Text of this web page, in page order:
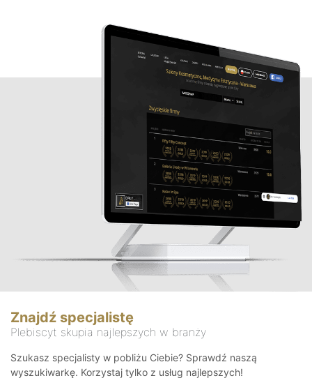
Znajdź specjalistę
Plebiscyt skupia najlepszych w branży
Szukasz specjalisty w pobliżu Ciebie? Sprawdź naszą
wyszukiwarkę. Korzystaj tylko z usług najlepszych!